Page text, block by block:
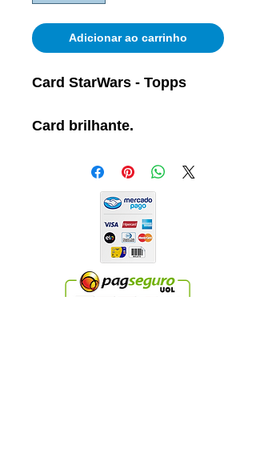
Adicionar ao carrinho
Card StarWars - Topps
Card brilhante.